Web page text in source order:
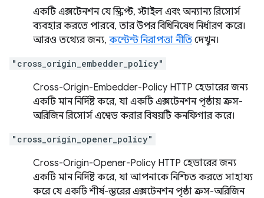
একটি এক্সটেনশন যে স্ক্রিপ্ট, স্টাইল এবং অন্যান্য রিসোর্স
ব্যবহার করতে পারবে, তার উপর বিধিনিষেধ নির্ধারণ করে।
আরও তথ্যের জন্য, কন্টেন্ট নিরাপত্তা নীতি দেখুন।
"cross_origin_embedder_policy"
Cross-Origin-Embedder-Policy HTTP হেডারের জন্য
একটি মান নির্দিষ্ট করে, যা একটি এক্সটেনশন পৃষ্ঠায় ক্রস-
অরিজিন রিসোর্স এম্বেড করার বিষয়টি কনফিগার করে।
"cross_origin_opener_policy"
Cross-Origin-Opener-Policy HTTP হেডারের জন্য
একটি মান নির্দিষ্ট করে, যা আপনাকে নিশ্চিত করতে সাহায্য
করে যে একটি শীর্ষ-স্তরের এক্সটেনশন পৃষ্ঠা ক্রস-অরিজিন